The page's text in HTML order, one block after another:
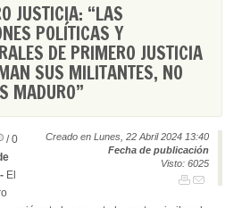
JUSTICIA: “LAS
POLÍTICAS Y
DE PRIMERO JUSTICIA
SUS MILITANTES, NO
MADURO”
Creado en Lunes, 22 Abril 2024 13:40
Fecha de publicación
Visto: 6025
/ 0
El